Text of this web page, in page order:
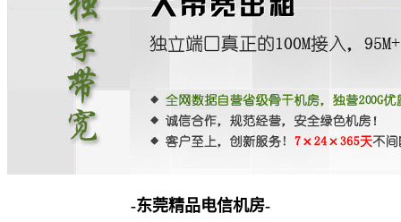
电信机柜租用
电信直营数据中心
移动机柜租用
移动T4级数据中心
增值服务
-东莞精品电信机房-